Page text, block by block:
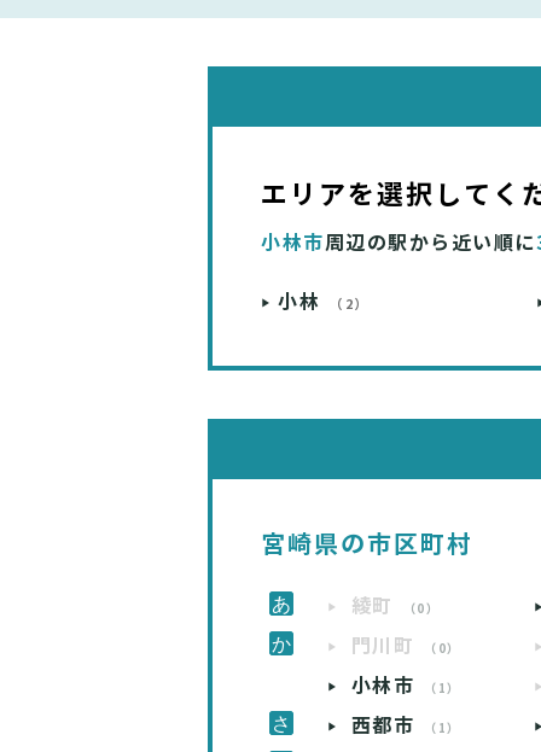
エリアを選択してく
小林市周辺の駅から近い順に
小林 （2）
宮崎県の市区町村
綾町 （0）
門川町 （0）
小林市 （1）
西都市 （1）